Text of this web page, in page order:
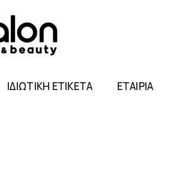
ΙΔΙΩΤΙΚΗ ΕΤΙΚΕΤΑ ΕΤΑΙΡΙΑ